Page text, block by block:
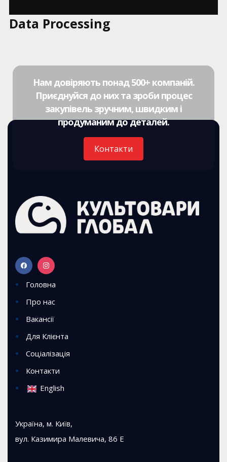
Data Processing
Нам довіряють понад 500+ компаній.
Приєднуйся до них та зроби процес
закупівель зручним, швидким і
продуманим до деталей.
Контакти
Головна
Про нас
Вакансії
Для Клієнта
Соціалізація
Контакти
English
Україна, м. Київ,
вул. Казимира Малевича, 86 Е